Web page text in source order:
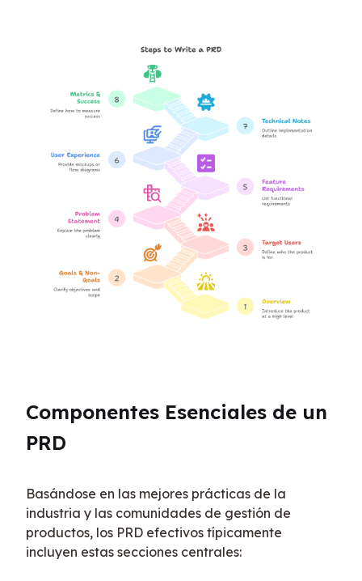
Componentes Esenciales de un
PRD
Basándose en las mejores prácticas de la
industria y las comunidades de gestión de
productos, los PRD efectivos típicamente
incluyen estas secciones centrales: